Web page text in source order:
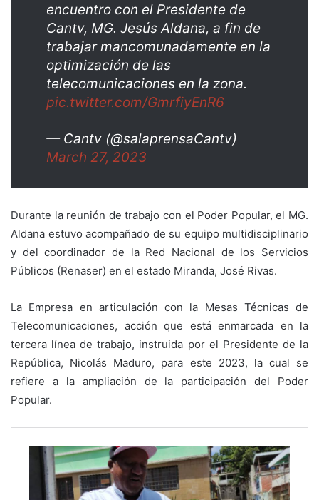
encuentro con el Presidente de
Cantv, MG. Jesús Aldana, a fin de
trabajar mancomunadamente en la
optimización de las
telecomunicaciones en la zona.
pic.twitter.com/GmrfiyEnR6
— Cantv (@salaprensaCantv)
March 27, 2023
Durante la reunión de trabajo con el Poder Popular, el MG.
Aldana estuvo acompañado de su equipo multidisciplinario
y del coordinador de la Red Nacional de los Servicios
Públicos (Renaser) en el estado Miranda, José Rivas.
La Empresa en articulación con la Mesas Técnicas de
Telecomunicaciones, acción que está enmarcada en la
tercera línea de trabajo, instruida por el Presidente de la
República, Nicolás Maduro, para este 2023, la cual se
refiere a la ampliación de la participación del Poder
Popular.